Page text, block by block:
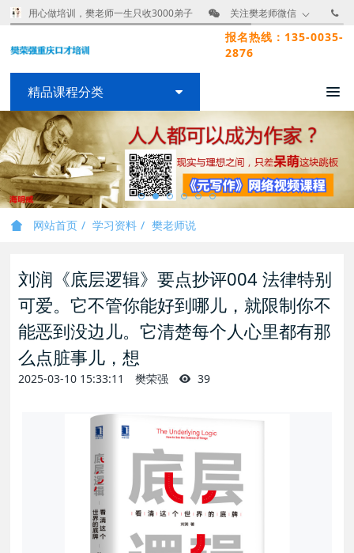
用心做培训，樊老师一生只收3000弟子 关注樊老师微信
报名热线：135-0035-
2876
精品课程分类
网站首页 学习资料 樊老师说
刘润《底层逻辑》要点抄评004 法律特别
可爱。它不管你能好到哪儿，就限制你不
能恶到没边儿。它清楚每个人心里都有那
么点脏事儿，想
2025-03-10 15:33:11 樊荣强 39